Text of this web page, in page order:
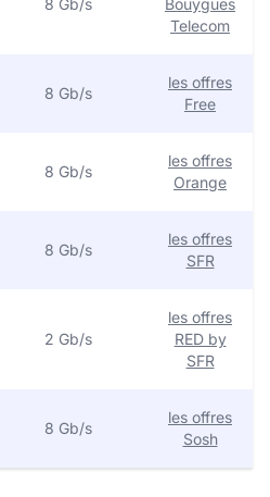
8 Gb/s
Bouygues
Telecom
8 Gb/s
les offres
Free
8 Gb/s
les offres
Orange
8 Gb/s
les offres
SFR
2 Gb/s
les offres
RED by
SFR
8 Gb/s
les offres
Sosh